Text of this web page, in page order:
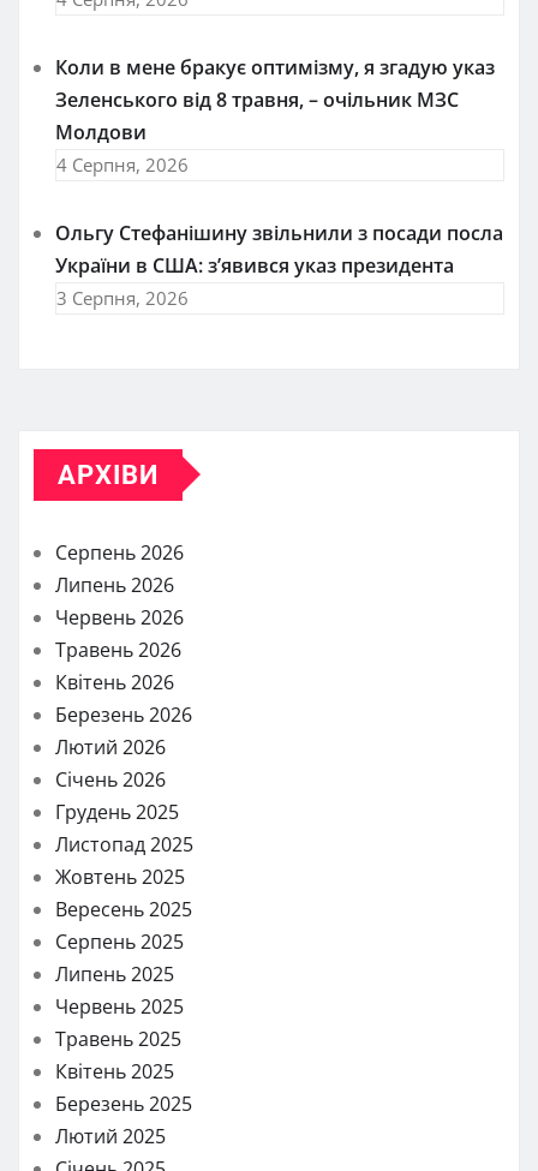
Коли в мене бракує оптимізму, я згадую указ
Зеленського від 8 травня, – очільник МЗС
Молдови
4 Серпня, 2026
Ольгу Стефанішину звільнили з посади посла
України в США: з’явився указ президента
3 Серпня, 2026
АРХІВИ
Серпень 2026
Липень 2026
Червень 2026
Травень 2026
Квітень 2026
Березень 2026
Лютий 2026
Січень 2026
Грудень 2025
Листопад 2025
Жовтень 2025
Вересень 2025
Серпень 2025
Липень 2025
Червень 2025
Травень 2025
Квітень 2025
Березень 2025
Лютий 2025